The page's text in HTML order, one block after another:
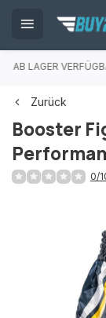
AB LAGER
Zurück
Booster
0/